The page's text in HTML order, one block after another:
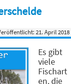
21. April 2018
Es gibt
viele
Fischart
en, die